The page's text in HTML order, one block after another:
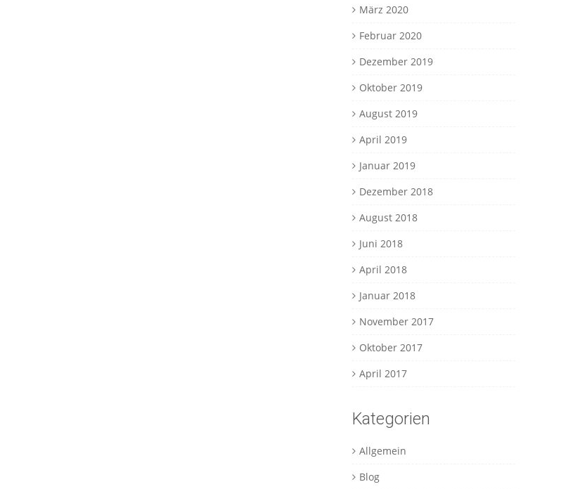
März 2020
Februar 2020
Dezember 2019
Oktober 2019
August 2019
April 2019
Januar 2019
Dezember 2018
August 2018
Juni 2018
April 2018
Januar 2018
November 2017
Oktober 2017
April 2017
Kategorien
Allgemein
Blog